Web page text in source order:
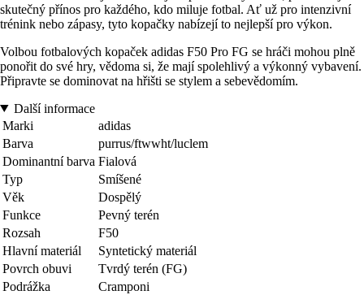
skutečný přínos pro každého, kdo miluje fotbal. Ať už pro intenzivní
trénink nebo zápasy, tyto kopačky nabízejí to nejlepší pro výkon.
Volbou fotbalových kopaček adidas F50 Pro FG se hráči mohou plně
ponořit do své hry, vědoma si, že mají spolehlivý a výkonný vybavení.
Připravte se dominovat na hřišti se stylem a sebevědomím.
Další informace
Marki
adidas
Barva
purrus/ftwwht/luclem
Dominantní barva Fialová
Typ
Smíšené
Věk
Dospělý
Funkce
Pevný terén
Rozsah
F50
Hlavní materiál
Syntetický materiál
Povrch obuvi
Tvrdý terén (FG)
Podrážka
Cramponi